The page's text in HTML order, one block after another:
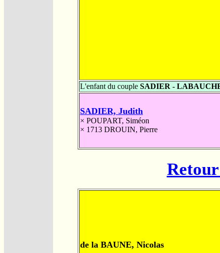
L'enfant du couple SADIER -
SADIER, Judith
× POUPART, Siméon
× 1713 DROUIN, Pierre
de la BAUNE, Nicolas